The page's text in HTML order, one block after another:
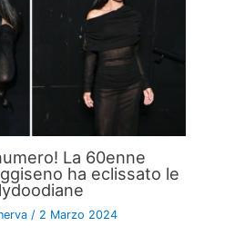
La 60enne
ha eclissato le
/ 2 Marzo 2024